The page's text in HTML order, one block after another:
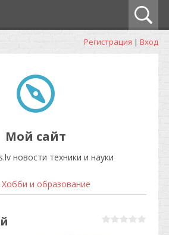
Регистрация | Вход
Мой сайт
новости техники и науки
Хобби и образование